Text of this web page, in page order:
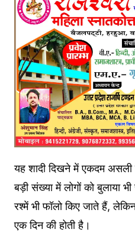
यह शादी दिखने में एकदम असली
बड़ी संख्या में लोगों को बुलाया
रश्में भी फॉलो किए जाते हैं,
एक दिन की होती है।